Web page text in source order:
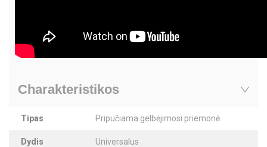
Charakteristikos
Tipas Pripučiama gelbėjimosi priemonė
Dydis Universalus